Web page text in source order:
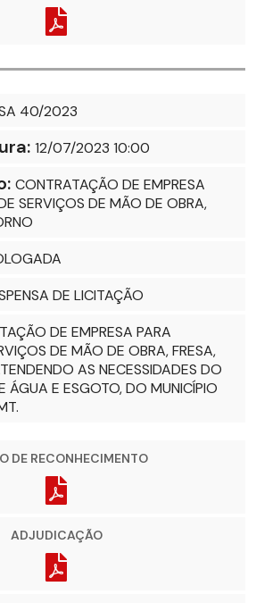
40/2023
12/07/2023 10:00
CONTRATAÇÃO DE EMPRESA
SERVIÇOS DE MÃO DE OBRA,
DE LICITAÇÃO
DE EMPRESA PARA
DE MÃO DE OBRA, FRESA,
AS NECESSIDADES DO
ÁGUA E ESGOTO, DO MUNICÍPIO
DE RECONHECIMENTO
ADJUDICAÇÃO